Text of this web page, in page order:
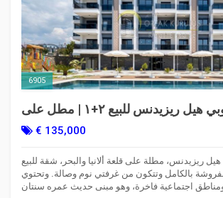
6905
ألانيا أوبا روبي هيل ريزيدنس للبيع ٢+١ | مطل على
القلعة والبحر
€ 135,000
ريزيدنس، مطلة على قلعة ألانيا والبحر، شقة للبيع
117 م² مفروشة بالكامل وتتكون من غرفتي نوم وصالة. وتحتوي